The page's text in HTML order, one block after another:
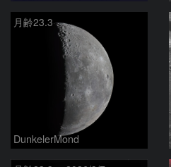
月齢23.3
DunkelerMond